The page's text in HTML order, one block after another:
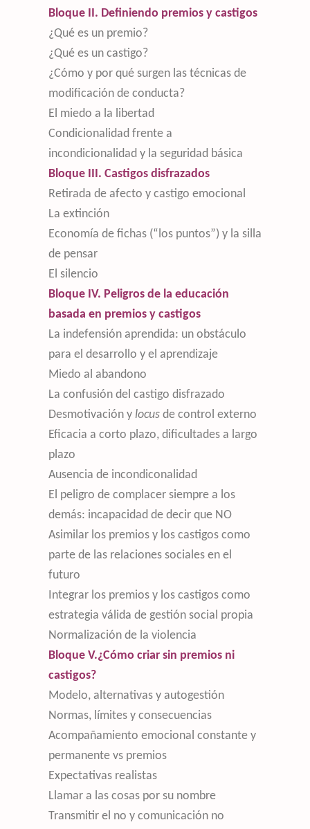
Bloque II. Definiendo premios y castigos
¿Qué es un premio?
¿Qué es un castigo?
¿Cómo y por qué surgen las técnicas de
modificación de conducta?
El miedo a la libertad
Condicionalidad frente a
incondicionalidad y la seguridad básica
Bloque III. Castigos disfrazados
Retirada de afecto y castigo emocional
La extinción
Economía de fichas (“los puntos”) y la silla
de pensar
El silencio
Bloque IV. Peligros de la educación
basada en premios y castigos
La indefensión aprendida: un obstáculo
para el desarrollo y el aprendizaje
Miedo al abandono
La confusión del castigo disfrazado
Desmotivación y locus de control externo
Eficacia a corto plazo, dificultades a largo
plazo
Ausencia de incondiconalidad
El peligro de complacer siempre a los
demás: incapacidad de decir que NO
Asimilar los premios y los castigos como
parte de las relaciones sociales en el
futuro
Integrar los premios y los castigos como
estrategia válida de gestión social propia
Normalización de la violencia
Bloque V.¿Cómo criar sin premios ni
castigos?
Modelo, alternativas y autogestión
Normas, límites y consecuencias
Acompañamiento emocional constante y
permanente vs premios
Expectativas realistas
Llamar a las cosas por su nombre
Transmitir el no y comunicación no